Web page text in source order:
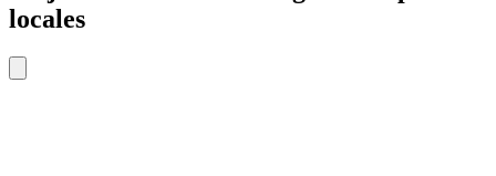
locales